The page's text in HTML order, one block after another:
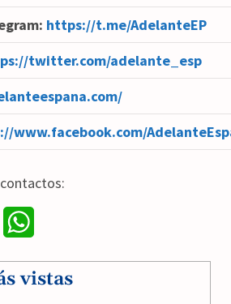
https://t.me/AdelanteEP
twitter.com/adelante_esp
www.facebook.com/
a
vistas